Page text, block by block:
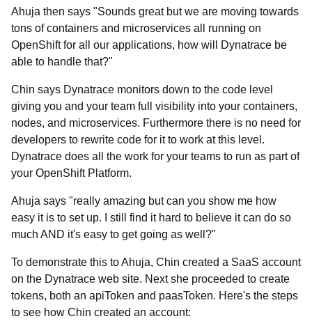
Ahuja then says "Sounds great but we are moving towards
tons of containers and microservices all running on
OpenShift for all our applications, how will Dynatrace be
able to handle that?"
Chin says Dynatrace monitors down to the code level
giving you and your team full visibility into your containers,
nodes, and microservices. Furthermore there is no need for
developers to rewrite code for it to work at this level.
Dynatrace does all the work for your teams to run as part of
your OpenShift Platform.
Ahuja says "really amazing but can you show me how
easy it is to set up. I still find it hard to believe it can do so
much AND it's easy to get going as well?"
To demonstrate this to Ahuja, Chin created a SaaS account
on the Dynatrace web site. Next she proceeded to create
tokens, both an apiToken and paasToken. Here's the steps
to see how Chin created an account: